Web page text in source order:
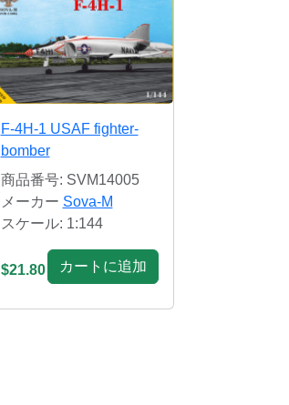
F-4H-1 USAF fighter-
bomber
商品番号: SVM14005
メーカー Sova-M
スケール: 1:144
$21.80 カートに追加